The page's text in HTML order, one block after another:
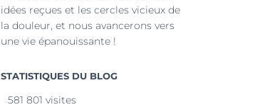
idées reçues et les cercles vicieux de
la douleur, et nous avancerons vers
une vie épanouissante !
STATISTIQUES DU BLOG
581 801 visites